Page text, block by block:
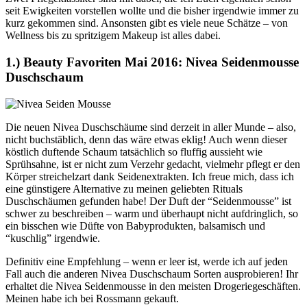
seit Ewigkeiten vorstellen wollte und die bisher irgendwie immer zu
kurz gekommen sind. Ansonsten gibt es viele neue Schätze – von
Wellness bis zu spritzigem Makeup ist alles dabei.
1.) Beauty Favoriten Mai 2016: Nivea Seidenmousse
Duschschaum
Die neuen Nivea Duschschäume sind derzeit in aller Munde – also,
nicht buchstäblich, denn das wäre etwas eklig! Auch wenn dieser
köstlich duftende Schaum tatsächlich so fluffig aussieht wie
Sprühsahne, ist er nicht zum Verzehr gedacht, vielmehr pflegt er den
Körper streichelzart dank Seidenextrakten. Ich freue mich, dass ich
eine günstigere Alternative zu meinen geliebten Rituals
Duschschäumen gefunden habe! Der Duft der “Seidenmousse” ist
schwer zu beschreiben – warm und überhaupt nicht aufdringlich, so
ein bisschen wie Düfte von Babyprodukten, balsamisch und
“kuschlig” irgendwie.
Definitiv eine Empfehlung – wenn er leer ist, werde ich auf jeden
Fall auch die anderen Nivea Duschschaum Sorten ausprobieren! Ihr
erhaltet die Nivea Seidenmousse in den meisten Drogeriegeschäften.
Meinen habe ich bei Rossmann gekauft.